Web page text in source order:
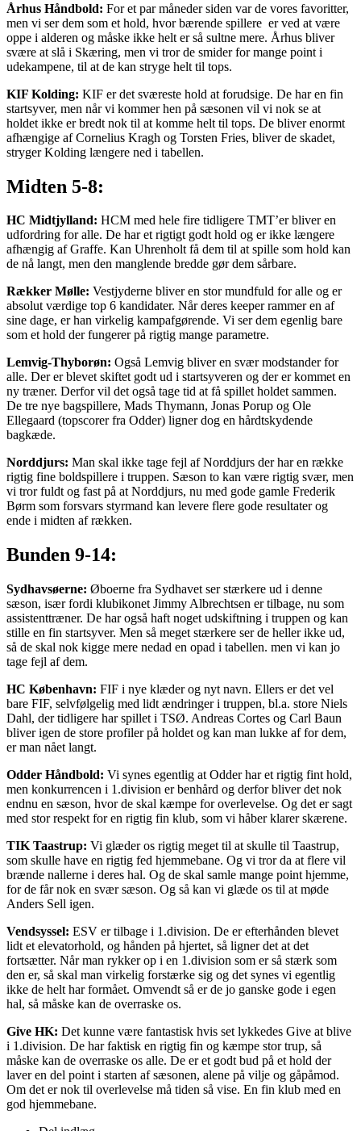
Århus Håndbold: For et par måneder siden var de vores favoritter,
men vi ser dem som et hold, hvor bærende spillere er ved at være
oppe i alderen og måske ikke helt er så sultne mere. Århus bliver
svære at slå i Skæring, men vi tror de smider for mange point i
udekampene, til at de kan stryge helt til tops.
KIF Kolding: KIF er det sværeste hold at forudsige. De har en fin
startsyver, men når vi kommer hen på sæsonen vil vi nok se at
holdet ikke er bredt nok til at komme helt til tops. De bliver enormt
afhængige af Cornelius Kragh og Torsten Fries, bliver de skadet,
stryger Kolding længere ned i tabellen.
Midten 5-8:
HC Midtjylland: HCM med hele fire tidligere TMT’er bliver en
udfordring for alle. De har et rigtigt godt hold og er ikke længere
afhængig af Graffe. Kan Uhrenholt få dem til at spille som hold kan
de nå langt, men den manglende bredde gør dem sårbare.
Rækker Mølle: Vestjyderne bliver en stor mundfuld for alle og er
absolut værdige top 6 kandidater. Når deres keeper rammer en af
sine dage, er han virkelig kampafgørende. Vi ser dem egenlig bare
som et hold der fungerer på rigtig mange parametre.
Lemvig-Thyborøn: Også Lemvig bliver en svær modstander for
alle. Der er blevet skiftet godt ud i startsyveren og der er kommet en
ny træner. Derfor vil det også tage tid at få spillet holdet sammen.
De tre nye bagspillere, Mads Thymann, Jonas Porup og Ole
Ellegaard (topscorer fra Odder) ligner dog en hårdtskydende
bagkæde.
Norddjurs: Man skal ikke tage fejl af Norddjurs der har en række
rigtig fine boldspillere i truppen. Sæson to kan være rigtig svær, men
vi tror fuldt og fast på at Norddjurs, nu med gode gamle Frederik
Børm som forsvars styrmand kan levere flere gode resultater og
ende i midten af rækken.
Bunden 9-14:
Sydhavsøerne: Øboerne fra Sydhavet ser stærkere ud i denne
sæson, især fordi klubikonet Jimmy Albrechtsen er tilbage, nu som
assistenttræner. De har også haft noget udskiftning i truppen og kan
stille en fin startsyver. Men så meget stærkere ser de heller ikke ud,
så de skal nok kigge mere nedad en opad i tabellen. men vi kan jo
tage fejl af dem.
HC København: FIF i nye klæder og nyt navn. Ellers er det vel
bare FIF, selvfølgelig med lidt ændringer i truppen, bl.a. store Niels
Dahl, der tidligere har spillet i TSØ. Andreas Cortes og Carl Baun
bliver igen de store profiler på holdet og kan man lukke af for dem,
er man nået langt.
Odder Håndbold: Vi synes egentlig at Odder har et rigtig fint hold,
men konkurrencen i 1.division er benhård og derfor bliver det nok
endnu en sæson, hvor de skal kæmpe for overlevelse. Og det er sagt
med stor respekt for en rigtig fin klub, som vi håber klarer skærene.
TIK Taastrup: Vi glæder os rigtig meget til at skulle til Taastrup,
som skulle have en rigtig fed hjemmebane. Og vi tror da at flere vil
brænde nallerne i deres hal. Og de skal samle mange point hjemme,
for de får nok en svær sæson. Og så kan vi glæde os til at møde
Anders Sell igen.
Vendsyssel: ESV er tilbage i 1.division. De er efterhånden blevet
lidt et elevatorhold, og hånden på hjertet, så ligner det at det
fortsætter. Når man rykker op i en 1.division som er så stærk som
den er, så skal man virkelig forstærke sig og det synes vi egentlig
ikke de helt har formået. Omvendt så er de jo ganske gode i egen
hal, så måske kan de overraske os.
Give HK: Det kunne være fantastisk hvis set lykkedes Give at blive
i 1.division. De har faktisk en rigtig fin og kæmpe stor trup, så
måske kan de overraske os alle. De er et godt bud på et hold der
laver en del point i starten af sæsonen, alene på vilje og gåpåmod.
Om det er nok til overlevelse må tiden så vise. En fin klub med en
god hjemmebane.